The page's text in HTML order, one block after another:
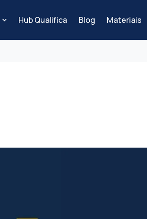
Hub Qualifica Blog Materiais